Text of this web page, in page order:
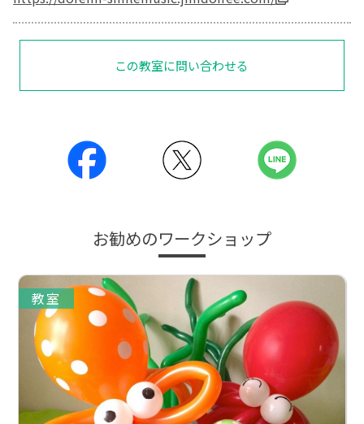
この教室に問い合わせる
お勧めのワークショップ
教室